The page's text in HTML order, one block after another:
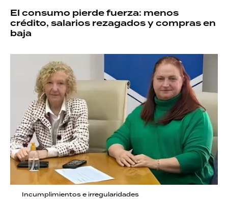
El consumo pierde fuerza: menos
crédito, salarios rezagados y compras en
baja
Incumplimientos e irregularidades